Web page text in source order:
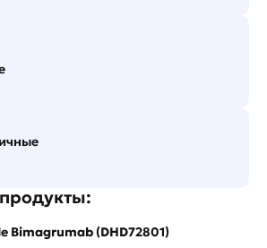
Bimagrumab (DHD72801)